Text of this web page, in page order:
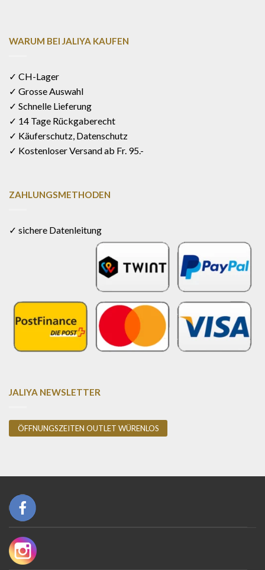
WARUM BEI JALIYA KAUFEN
✓ CH-Lager
✓ Grosse Auswahl
✓ Schnelle Lieferung
✓ 14 Tage Rückgaberecht
✓ Käuferschutz, Datenschutz
✓ Kostenloser Versand ab Fr. 95.-
ZAHLUNGSMETHODEN
✓ sichere Datenleitung
JALIYA NEWSLETTER
ÖFFNUNGSZEITEN OUTLET WÜRENLOS